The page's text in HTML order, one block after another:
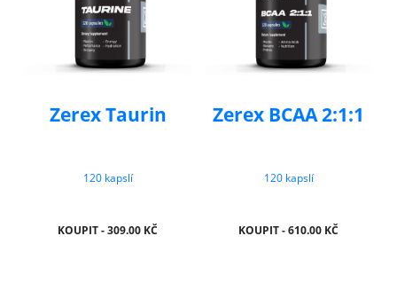
Zerex Taurin
120 kapslí
KOUPIT - 309.00 KČ
Zerex BCAA 2:1:1
120 kapslí
KOUPIT - 610.00 KČ